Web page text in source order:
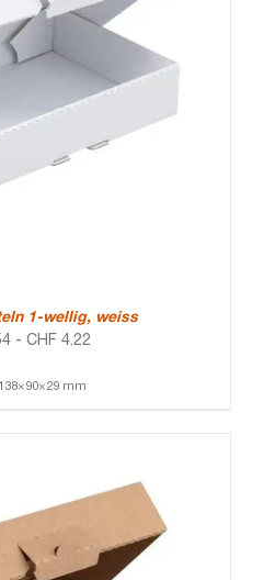
1-wellig, weiss
- CHF 4.22
mm